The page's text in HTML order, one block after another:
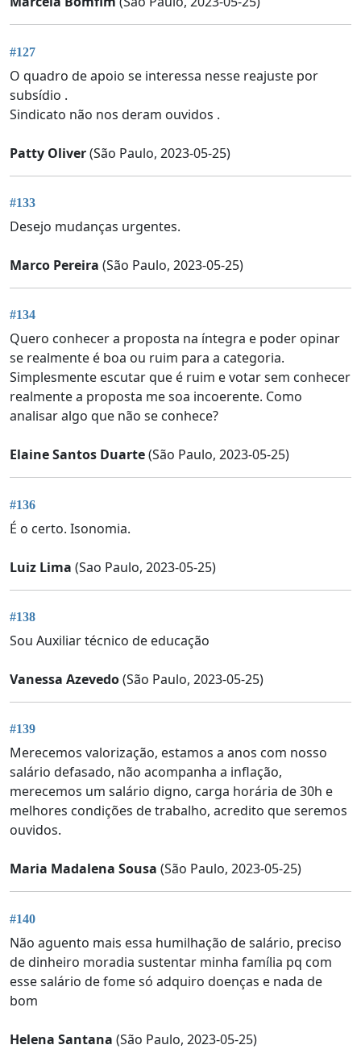
#127
O quadro de apoio se interessa nesse reajuste por
subsídio .
Sindicato não nos deram ouvidos .
Patty Oliver(São Paulo, 2023-05-25)
#133
Desejo mudanças urgentes.
Marco Pereira (São Paulo, 2023-05-25)
#134
Quero conhecer a proposta na íntegra e poder opinar
se realmente é boa ou ruim para a categoria.
Simplesmente escutar que é ruim e votar sem conhecer
realmente a proposta me soa incoerente. Como
analisar algo que não se conhece?
Elaine Santos Duarte(São Paulo, 2023-05-25)
#136
É o certo. Isonomia.
Luiz Lima (Sao Paulo, 2023-05-25)
#138
Sou Auxiliar técnico de educação
Vanessa Azevedo(São Paulo, 2023-05-25)
#139
Merecemos valorização, estamos a anos com nosso
salário defasado, não acompanha a inflação,
merecemos um salário digno, carga horária de 30h e
melhores condições de trabalho, acredito que seremos
ouvidos.
Maria Madalena Sousa (São Paulo, 2023-05-25)
#140
Não aguento mais essa humilhação de salário, preciso
de dinheiro moradia sustentar minha família pq com
esse salário de fome só adquiro doenças e nada de
bom
Helena Santana (São Paulo, 2023-05-25)